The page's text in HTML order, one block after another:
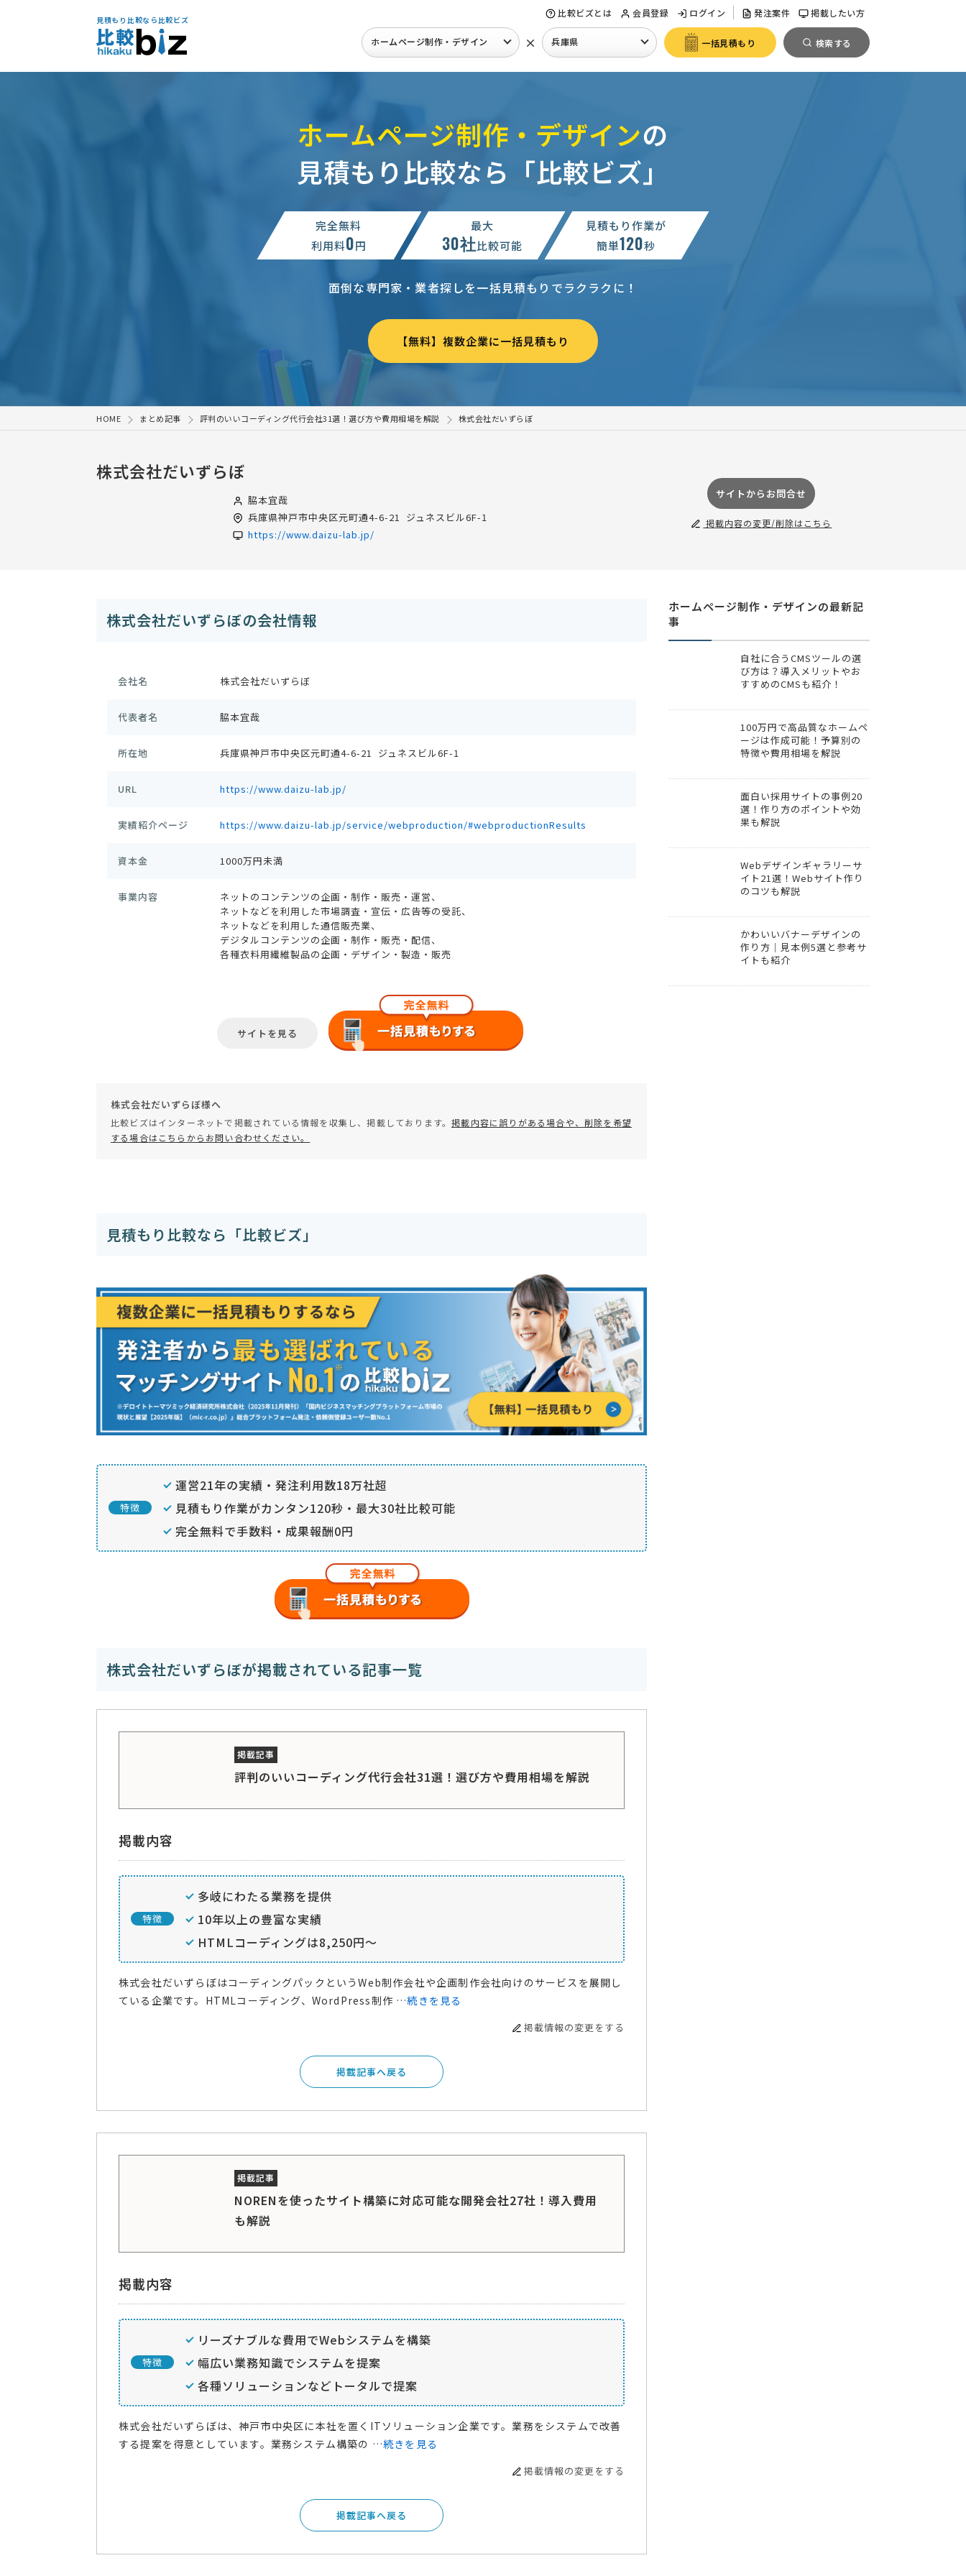
見積もり比較なら比較ビズ
比較ビズとは 会員登録 ログイン 発注案件 掲載したい方
ホームページ制作・デザイン × 兵庫県 一括見積もり 検索する
ホームページ制作・デザインの
見積もり比較なら「比較ビズ」
完全無料
利用料0円
最大
30社比較可能
見積もり作業が
簡単120秒
面倒な専門家・業者探しを一括見積もりでラクラクに！
【無料】複数企業に一括見積もり
HOME まとめ記事 評判のいいコーディング代行会社31選！選び方や費用相場を解説 株式会社だいずらぼ
株式会社だいずらぼ
脇本宜哉
兵庫県神戸市中央区元町通4-6-21 ジュネスビル6F-1
https://www.daizu-lab.jp/
サイトからお問合せ
掲載内容の変更/削除はこちら
株式会社だいずらぼの会社情報
会社名 株式会社だいずらぼ
代表者名 脇本宜哉
所在地 兵庫県神戸市中央区元町通4-6-21 ジュネスビル6F-1
URL https://www.daizu-lab.jp/
実績紹介ページ https://www.daizu-lab.jp/service/webproduction/#webproductionResults
資本金 1000万円未満
事業内容
ネットのコンテンツの企画・制作・販売・運営、
ネットなどを利用した市場調査・宣伝・広告等の受託、
ネットなどを利用した通信販売業、
デジタルコンテンツの企画・制作・販売・配信、
各種衣料用繊維製品の企画・デザイン・製造・販売
サイトを見る
株式会社だいずらぼ様へ
比較ビズはインターネットで掲載されている情報を収集し、掲載しております。掲載内容に誤りがある場合や、削除を希望
する場合はこちらからお問い合わせください。
見積もり比較なら「比較ビズ」
特徴
運営21年の実績・発注利用数18万社超
見積もり作業がカンタン120秒・最大30社比較可能
完全無料で手数料・成果報酬0円
株式会社だいずらぼが掲載されている記事一覧
評判のいいコーディング代行会社31選！選び方や費用相場を解説
掲載内容
特徴
多岐にわたる業務を提供
10年以上の豊富な実績
HTMLコーディングは8,250円〜
株式会社だいずらぼはコーディングパックというWeb制作会社や企画制作会社向けのサービスを展開し
ている企業です。HTMLコーディング、WordPress制作 …続きを見る
掲載情報の変更をする
掲載記事へ戻る
NORENを使ったサイト構築に対応可能な開発会社27社！導入費用
も解説
掲載内容
特徴
リーズナブルな費用でWebシステムを構築
幅広い業務知識でシステムを提案
各種ソリューションなどトータルで提案
株式会社だいずらぼは、神戸市中央区に本社を置くITソリューション企業です。業務をシステムで改善
する提案を得意としています。業務システム構築の …続きを見る
掲載情報の変更をする
掲載記事へ戻る
ホームページ制作・デザインの最新記
事
自社に合うCMSツールの選
び方は？導入メリットやお
すすめのCMSも紹介！
100万円で高品質なホームペ
ージは作成可能！予算別の
特徴や費用相場を解説
面白い採用サイトの事例20
選！作り方のポイントや効
果も解説
Webデザインギャラリーサ
イト21選！Webサイト作り
のコツも解説
かわいいバナーデザインの
作り方｜見本例5選と参考サ
イトも紹介